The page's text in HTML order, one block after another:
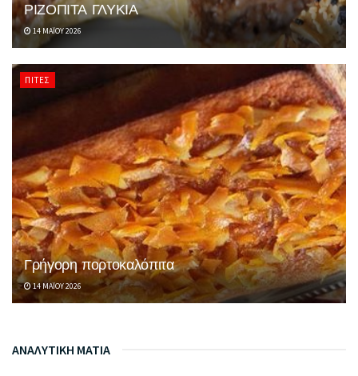
ΡΙΖΟΠΙΤΑ ΓΛΥΚΙΑ
14 ΜΑΪ́ΟΥ 2026
ΠΊΤΕΣ
Γρήγορη πορτοκαλόπιτα
14 ΜΑΪ́ΟΥ 2026
ΑΝΑΛΥΤΙΚΗ ΜΑΤΙΑ